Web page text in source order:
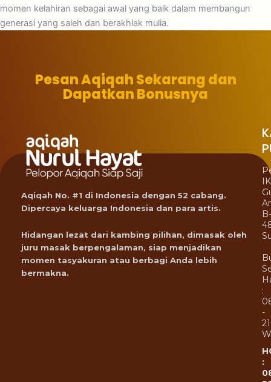
momen kelahiran sebagai awal yang baik dalam membangun
generasi yang saleh dan berakhlak mulia.
Pesan Aqiqah Sekarang dan
Dapatkan Bonusnya
Aqiqah No. #1 di Indonesia dengan 52 cabang.
Dipercaya keluarga Indonesia dan para artis.
Hidangan lezat dari kambing pilihan, dimasak oleh
juru masak berpengalaman, siap menjadikan
momen tasyakuran atau berbagi Anda lebih
bermakna.
B-
:
-
: